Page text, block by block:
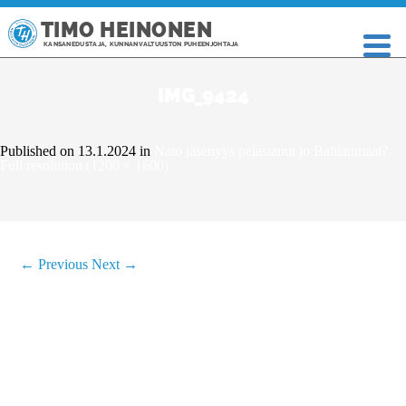
TIMO HEINONEN
KANSANEDUSTAJA, KUNNANVALTUUSTON PUHEENJOHTAJA
Published on 13.1.2024 in
← Previous Next →